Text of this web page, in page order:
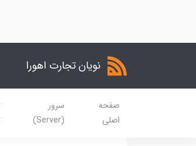
نویان تجارت اهورا
صفحه
اصلی
سرور
(Server)